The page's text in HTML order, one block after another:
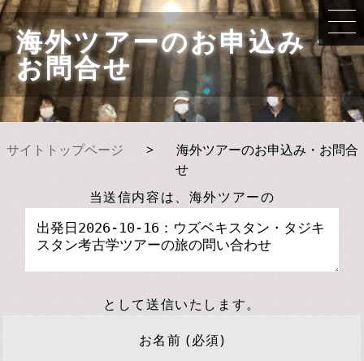
海外ツアーのお申込み・
お問合せ
サイトトップページ >
海外ツアーのお申込み・お問合
せ
当送信内容は、海外ツアーの
として送信いたします。
お名前 (必須)